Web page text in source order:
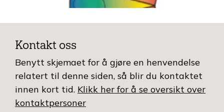
Kontakt oss
Benytt skjemaet for å gjøre en henvendelse
relatert til denne siden, så blir du kontaktet
innen kort tid. Klikk her for å se oversikt over
kontaktpersoner